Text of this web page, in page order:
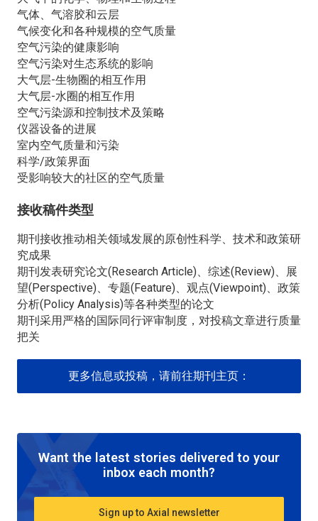
气体、气溶胶和云层
气候变化和各种规模的空气质量
空气污染的健康影响
空气污染对生态系统的影响
大气层-生物圈的相互作用
大气层-水圈的相互作用
空气污染源和控制技术及策略
仪器设备的进展
室内空气质量和污染
科学/政策界面
受影响较大的社区的空气质量
接收稿件类型
期刊接收推动相关领域发展的原创性科学、技术和政策研
究成果
期刊发表研究论文(Research Article)、综述(Review)、展
望(Perspective)、专题(Feature)、观点(Viewpoint)、政策
分析(Policy Analysis)等各种类型的论文
期刊采用严格的国际同行评审制度，对投稿文章进行质量
把关
更多信息或投稿，请前往期刊主页：
Want the latest stories delivered to your
inbox each month?
Sign up to Axial newsletter